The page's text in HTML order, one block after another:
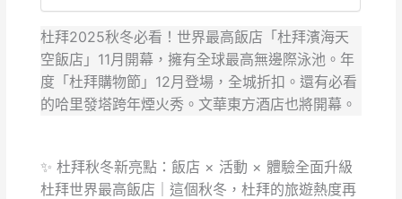
杜拜2025秋冬必看！世界最高飯店「杜拜濱海天
空飯店」11月開幕，擁有全球最高無邊際泳池。年
度「杜拜購物節」12月登場，全城折扣。還有必看
的哈里發塔跨年煙火秀。文華東方酒店也將開幕。
✨ 杜拜秋冬新亮點：飯店 × 活動 × 體驗全面升級
杜拜世界最高飯店｜這個秋冬，杜拜的旅遊熱度再